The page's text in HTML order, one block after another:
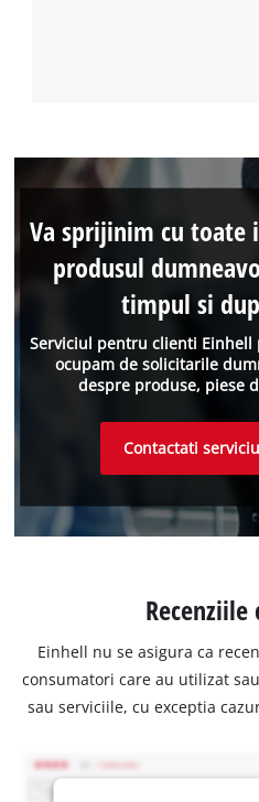
Serviciul pentru clienti
ocupam de solicitarile
despre produse, piese
Va sprijinim cu toate
produsul
timpul si
Contactati
Einhell nu se asigura ca
consumatori care au utilizat
sau serviciile, cu exceptia